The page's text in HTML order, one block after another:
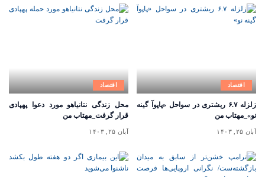
اقتصاد
زلزله ۶.۷ ریشتری در سواحل «پاپوآ گینه
نو»_مهتاب من
آبان ۲۵, ۱۴۰۳
اقتصاد
محل زندگی نتانیاهو مورد دعوا پهپادی
قرار گرفت_مهتاب من
آبان ۲۵, ۱۴۰۳